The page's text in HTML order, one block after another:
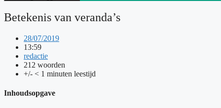
Betekenis van veranda’s
28/07/2019
13:59
redactie
212 woorden
+/- < 1 minuten leestijd
Inhoudsopgave